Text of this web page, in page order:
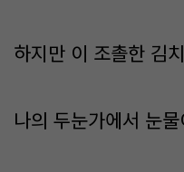
하지만 이 조촐한 김
나의 두눈가에서 눈